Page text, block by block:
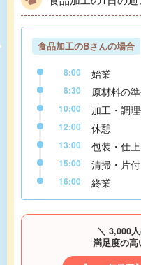
食品加工のBさんの場合
8:00 始業
8:30 原材料の
10:00 加工・調
12:00 休憩
13:00 包装・仕
15:00 清掃・片
16:00 終業
＼ 3,000
満足度の高